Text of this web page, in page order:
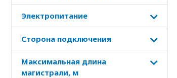
Электропитание
Сторона подключения
Максимальная длина
магистрали, м